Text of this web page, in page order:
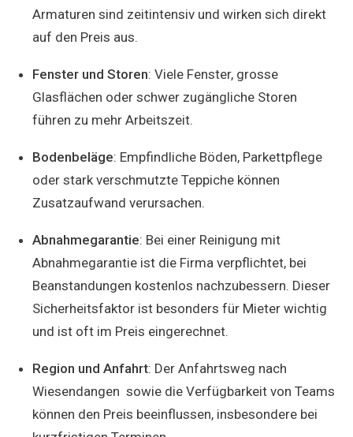
Armaturen sind zeitintensiv und wirken sich direkt
auf den Preis aus.
Fenster und Storen: Viele Fenster, grosse
Glasflächen oder schwer zugängliche Storen
führen zu mehr Arbeitszeit.
Bodenbeläge: Empfindliche Böden, Parkettpflege
oder stark verschmutzte Teppiche können
Zusatzaufwand verursachen.
Abnahmegarantie: Bei einer Reinigung mit
Abnahmegarantie ist die Firma verpflichtet, bei
Beanstandungen kostenlos nachzubessern. Dieser
Sicherheitsfaktor ist besonders für Mieter wichtig
und ist oft im Preis eingerechnet.
Region und Anfahrt: Der Anfahrtsweg nach
Wiesendangen sowie die Verfügbarkeit von Teams
können den Preis beeinflussen, insbesondere bei